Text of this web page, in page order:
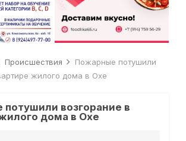
Происшествия
Пожарные потушили
жилого дома в Охе
возгорание в
дома в Охе